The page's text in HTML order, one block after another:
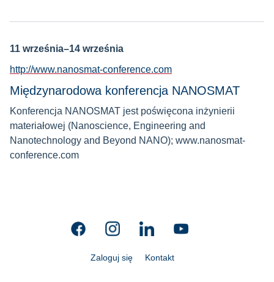
11 września–14 września
http://www.nanosmat-conference.com
Międzynarodowa konferencja NANOSMAT
Konferencja NANOSMAT jest poświęcona inżynierii
materiałowej (Nanoscience, Engineering and
Nanotechnology and Beyond NANO); www.nanosmat-
conference.com
Zaloguj się Kontakt